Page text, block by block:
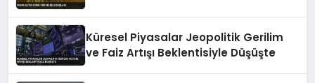
Küresel Piyasalar Jeopolitik Gerilim
ve Faiz Artışı Beklentisiyle Düşüşte